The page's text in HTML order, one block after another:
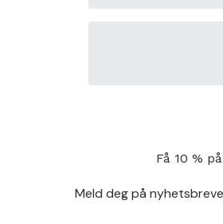
Få 10 %
Meld deg på